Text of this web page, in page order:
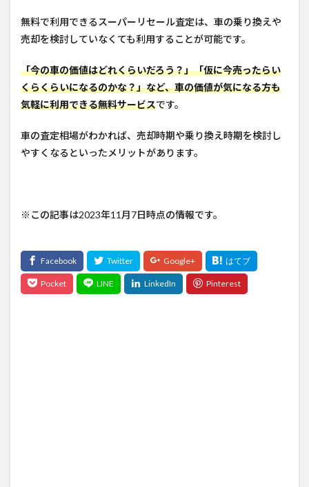
無料で利用できるスーパーリセール査定は、車の乗り換えや
売却を検討していなくても利用することが可能です。
「今の車の価値はどれくらいだろう？」「仮に今売ったらい
くらくらいになるのかな？」など、車の価値が気になる方も
気軽に利用できる無料サービスです。
車の査定相場がわかれば、売却時期や乗り換え時期を検討し
やすくなるといったメリットがあります。
※この記事は2023年11月7日時点の情報です。